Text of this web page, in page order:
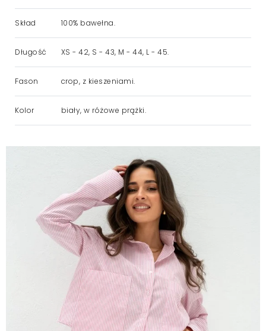
Skład 100% bawełna.
Długość XS - 42, S - 43, M - 44, L - 45.
Fason crop, z kieszeniami.
Kolor biały, w różowe prążki.